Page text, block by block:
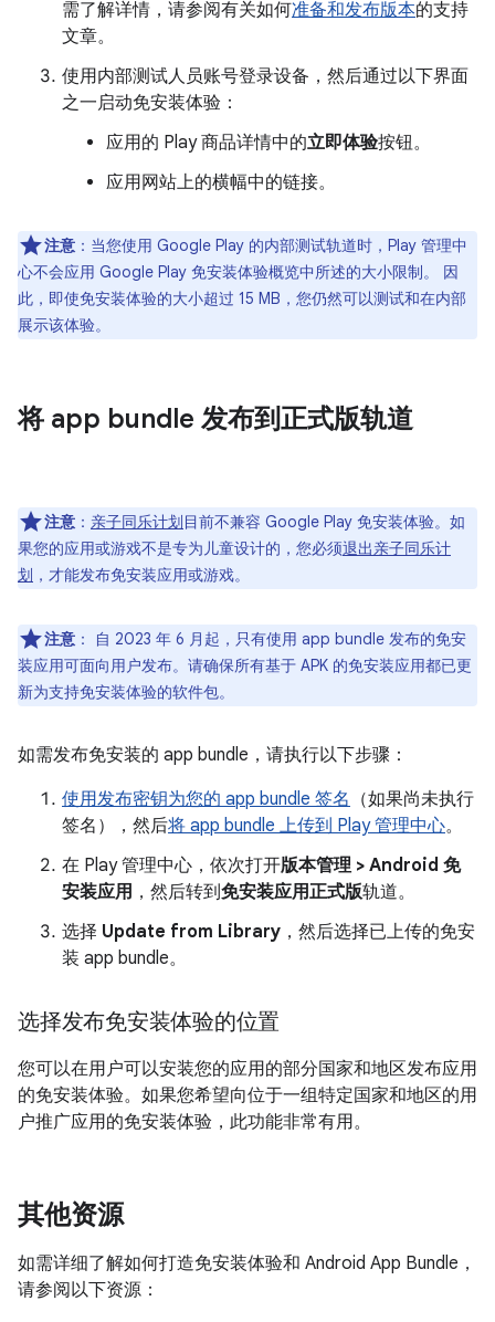
需了解详情，请参阅有关如何准备和发布版本的支持
文章。
使用内部测试人员账号登录设备，然后通过以下界面
之一启动免安装体验：
应用的 Play 商品详情中的立即体验按钮。
应用网站上的横幅中的链接。
注意 ：当您使用 Google Play 的内部测试轨道时，Play 管理中
心不会应用 Google Play 免安装体验概览中所述的大小限制。 因
此，即使免安装体验的大小超过 15 MB，您仍然可以测试和在内部
展示该体验。
将 app bundle 发布到正式版轨道
注意 ： 亲子同乐计划目前不兼容 Google Play 免安装体验。如
果您的应用或游戏不是专为儿童设计的，您必须退出亲子同乐计
划 ，才能发布免安装应用或游戏。
注意 ：
自 2023 年 6 月起，只有使用 app bundle 发布的免安
装应用可面向用户发布。请确保所有基于 APK 的免安装应用都已更
新为支持免安装体验的软件包。
如需发布免安装的 app bundle，请执行以下步骤：
使用发布密钥为您的 app bundle 签名 （如果尚未执行
签名），然后将 app bundle 上传到 Play 管理中心。
在 Play 管理中心，依次打开版本管理 > Android 免
安装应用 ，然后转到免安装应用正式版轨道。
选择 Update from Library ，然后选择已上传的免安
装 app bundle。
选择发布免安装体验的位置
您可以在用户可以安装您的应用的部分国家和地区发布应用
的免安装体验。如果您希望向位于一组特定国家和地区的用
户推广应用的免安装体验，此功能非常有用。
其他资源
如需详细了解如何打造免安装体验和 Android App Bundle，
请参阅以下资源：